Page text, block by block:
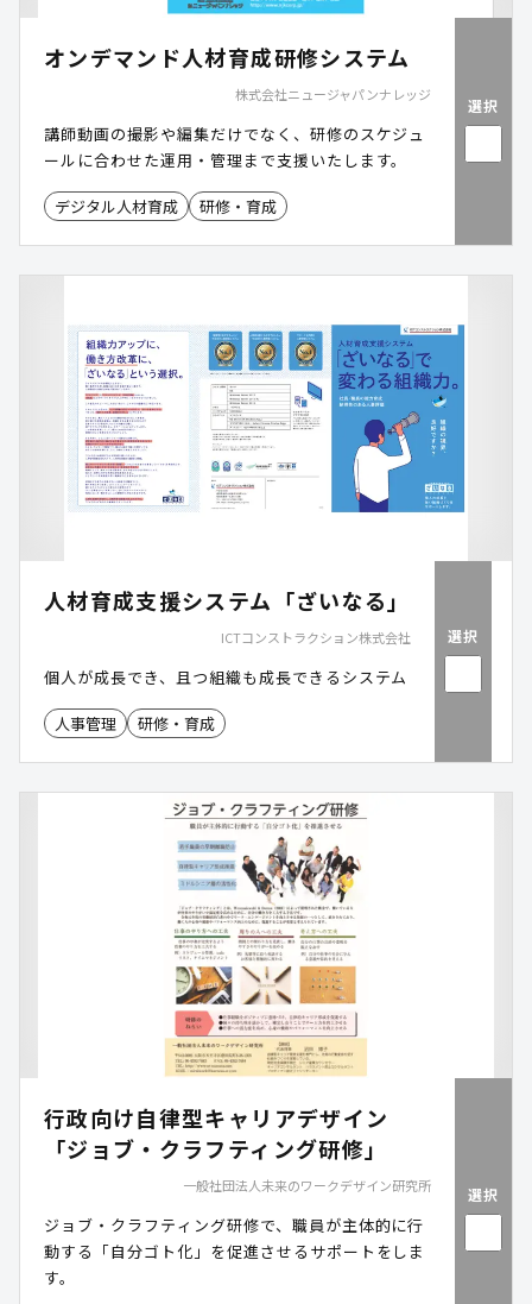
オンデマンド人材育成研修システム
株式会社ニュージャパンナレッジ
講師動画の撮影や編集だけでなく、研修のスケジュ
ールに合わせた運用・管理まで支援いたします。
デジタル人材育成 研修・育成
選択
人材育成支援システム「ざいなる」
ICTコンストラクション株式会社
個人が成長でき、且つ組織も成長できるシステム
人事管理 研修・育成
選択
行政向け自律型キャリアデザイン
「ジョブ・クラフティング研修」
一般社団法人未来のワークデザイン研究所
ジョブ・クラフティング研修で、職員が主体的に行
動する「自分ゴト化」を促進させるサポートをしま
す。
選択